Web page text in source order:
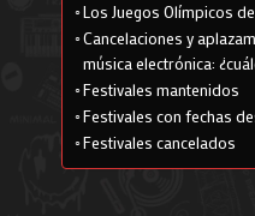
Los Juegos Olímpicos
Cancelaciones y
música electrónica:
Festivales mantenidos
Festivales con fechas
Festivales cancelados